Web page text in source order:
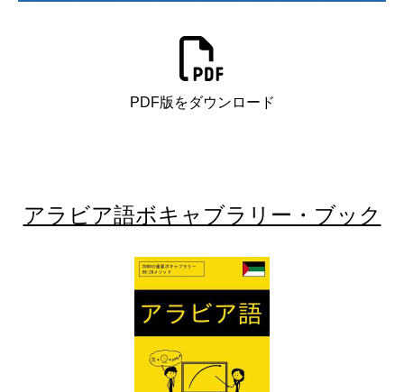
PDF版をダウンロード
アラビア語ボキャブラリー・ブック